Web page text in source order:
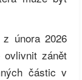
z února 2026
ovlivnit zánět
částic v